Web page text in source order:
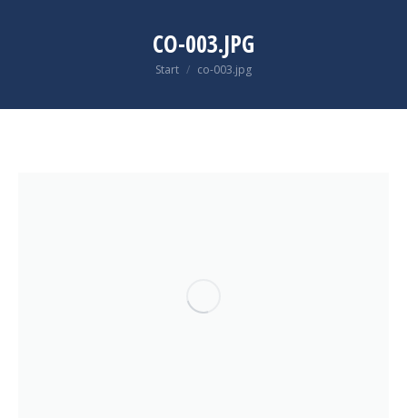
CO-003.JPG
Start co-003.jpg